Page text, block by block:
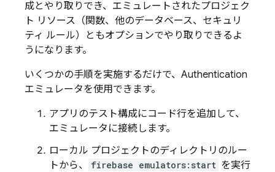
成とやり取りでき、エミュレートされたプロジェク
ト リソース（関数、他のデータベース、セキュリ
ティ ルール）ともオプションでやり取りできるよ
うになります。
いくつかの手順を実施するだけで、 Authentication
エミュレータを使用できます。
アプリのテスト構成にコード行を追加して、
エミュレータに接続します。
ローカル プロジェクトのディレクトリのルー
トから、
firebase emulators:start を実行